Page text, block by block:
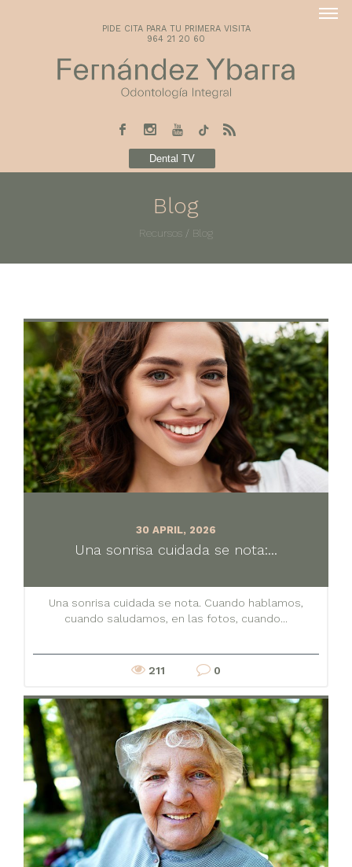
PIDE CITA PARA TU PRIMERA VISITA
964 21 20 60
Dental TV
Blog
Recursos / Blog
30 APRIL, 2026
Una sonrisa cuidada se nota:...
Una sonrisa cuidada se nota. Cuando hablamos,
cuando saludamos, en las fotos, cuando...
211 0